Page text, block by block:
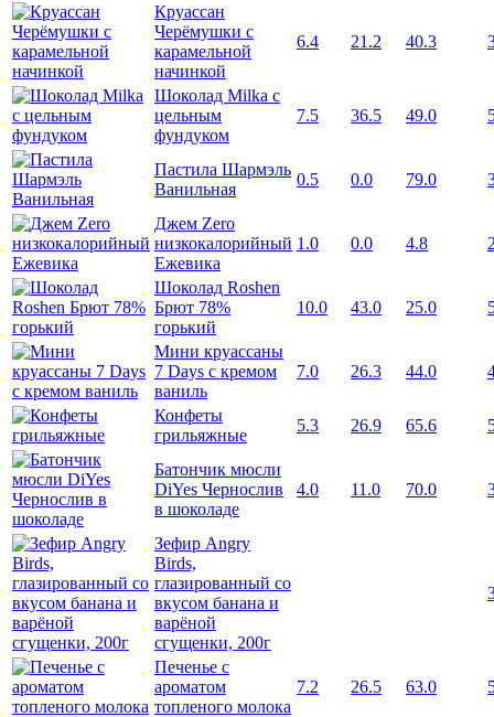
Круассан
Черёмушки с
карамельной
начинкой
6.4 21.2 40.3
Шоколад Milka с
цельным
фундуком
7.5 36.5 49.0
Пастила Шармэль
Ванильная
0.5 0.0 79.0
Джем Zero
низкокалорийный
Ежевика
1.0 0.0 4.8
Шоколад Roshen
Брют 78%
горький
10.0 43.0 25.0
Мини круассаны
7 Days с кремом
ваниль
7.0 26.3 44.0
Конфеты
грильяжные
5.3 26.9 65.6
Батончик мюсли
DiYes Чернослив
в шоколаде
4.0 11.0 70.0
Зефир Angry
Birds,
глазированный со
вкусом банана и
варёной
сгущенки, 200г
Печенье с
ароматом
топленого молока
7.2 26.5 63.0